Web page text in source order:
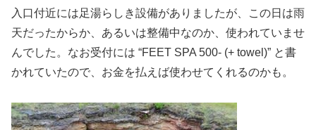
入口付近には足湯らしき設備がありましたが、この日は雨
天だったからか、あるいは整備中なのか、使われていませ
んでした。なお受付には “FEET SPA 500- (+ towel)” と書
かれていたので、お金を払えば使わせてくれるのかも。